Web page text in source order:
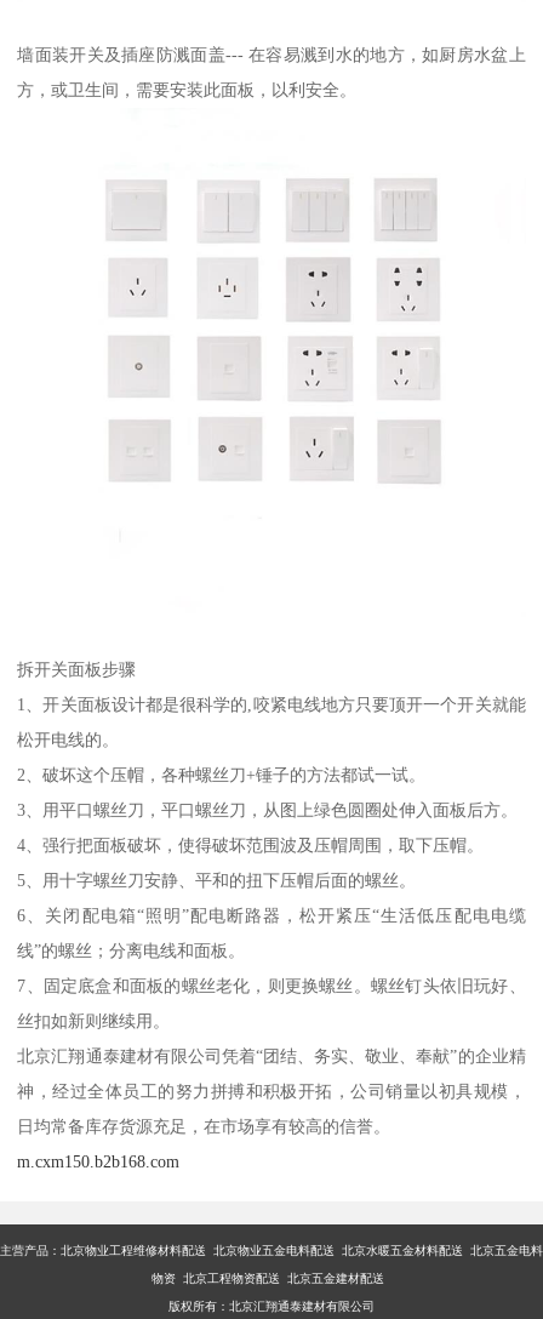
墙面装开关及插座防溅面盖--- 在容易溅到水的地方，如厨房水盆上
方，或卫生间，需要安装此面板，以利安全。
拆开关面板步骤
1、开关面板设计都是很科学的,咬紧电线地方只要顶开一个开关就能
松开电线的。
2、破坏这个压帽，各种螺丝刀+锤子的方法都试一试。
3、用平口螺丝刀，平口螺丝刀，从图上绿色圆圈处伸入面板后方。
4、强行把面板破坏，使得破坏范围波及压帽周围，取下压帽。
5、用十字螺丝刀安静、平和的扭下压帽后面的螺丝。
6、关闭配电箱“照明”配电断路器，松开紧压“生活低压配电电缆
线”的螺丝；分离电线和面板。
7、固定底盒和面板的螺丝老化，则更换螺丝。螺丝钉头依旧玩好、
丝扣如新则继续用。
北京汇翔通泰建材有限公司凭着“团结、务实、敬业、奉献”的企业精
神，经过全体员工的努力拼搏和积极开拓，公司销量以初具规模，
日均常备库存货源充足，在市场享有较高的信誉。
m.cxm150.b2b168.com
主营产品： 北京物业工程维修材料配送 北京物业五金电料配送 北京水暖五金材料配送 北京五金电料
物资 北京工程物资配送 北京五金建材配送
版权所有：北京汇翔通泰建材有限公司